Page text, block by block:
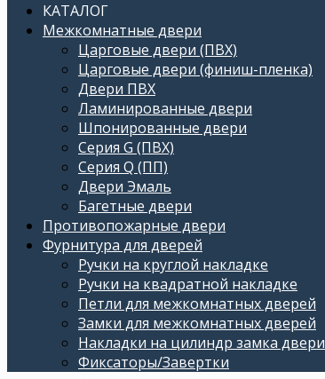
КАТАЛОГ
Межкомнатные двери
Царговые двери (ПВХ)
Царговые двери (финиш-пленка)
Двери ПВХ
Ламинированные двери
Шпонированные двери
Серия G (ПВХ)
Серия Q (ПП)
Двери Эмаль
Багетные двери
Противопожарные двери
Фурнитура для дверей
Ручки на круглой накладке
Ручки на квадратной накладке
Петли для межкомнатных дверей
Замки для межкомнатных дверей
Накладки на цилиндр замка двери
Фиксаторы/Завертки